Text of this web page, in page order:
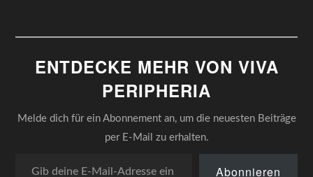
ENTDECKE MEHR VON VIVA
PERIPHERIA
Melde dich für ein Abonnement an, um die neuesten Beiträge
per E-Mail zu erhalten.
Abonnieren